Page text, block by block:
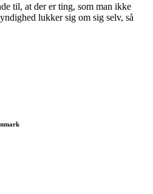
til, at der er ting, som man ikke
lukker sig om sig selv, så